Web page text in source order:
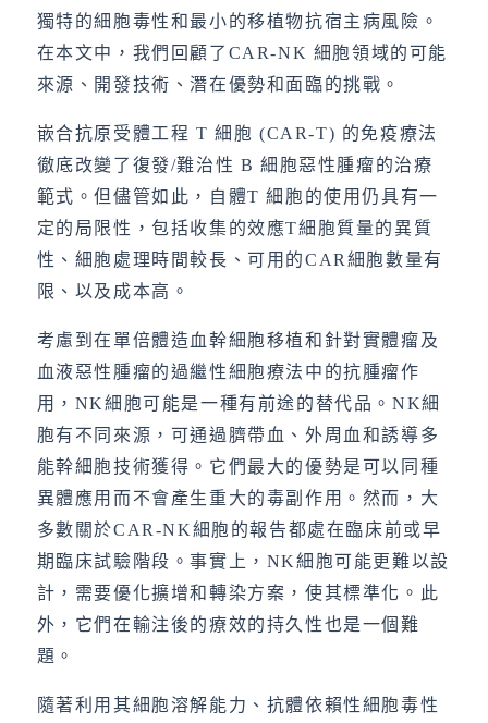
獨特的細胞毒性和最小的移植物抗宿主病風險。
在本文中，我們回顧了CAR-NK 細胞領域的可能
來源、開發技術、潛在優勢和面臨的挑戰。
嵌合抗原受體工程 T 細胞 (CAR-T) 的免疫療法
徹底改變了復發/難治性 B 細胞惡性腫瘤的治療
範式。但儘管如此，自體T 細胞的使用仍具有一
定的局限性，包括收集的效應T細胞質量的異質
性、細胞處理時間較長、可用的CAR細胞數量有
限、以及成本高。
考慮到在單倍體造血幹細胞移植和針對實體瘤及
血液惡性腫瘤的過繼性細胞療法中的抗腫瘤作
用，NK細胞可能是一種有前途的替代品。NK細
胞有不同來源，可通過臍帶血、外周血和誘導多
能幹細胞技術獲得。它們最大的優勢是可以同種
異體應用而不會產生重大的毒副作用。然而，大
多數關於CAR-NK細胞的報告都處在臨床前或早
期臨床試驗階段。事實上，NK細胞可能更難以設
計，需要優化擴增和轉染方案，使其標準化。此
外，它們在輸注後的療效的持久性也是一個難
題。
隨著利用其細胞溶解能力、抗體依賴性細胞毒性